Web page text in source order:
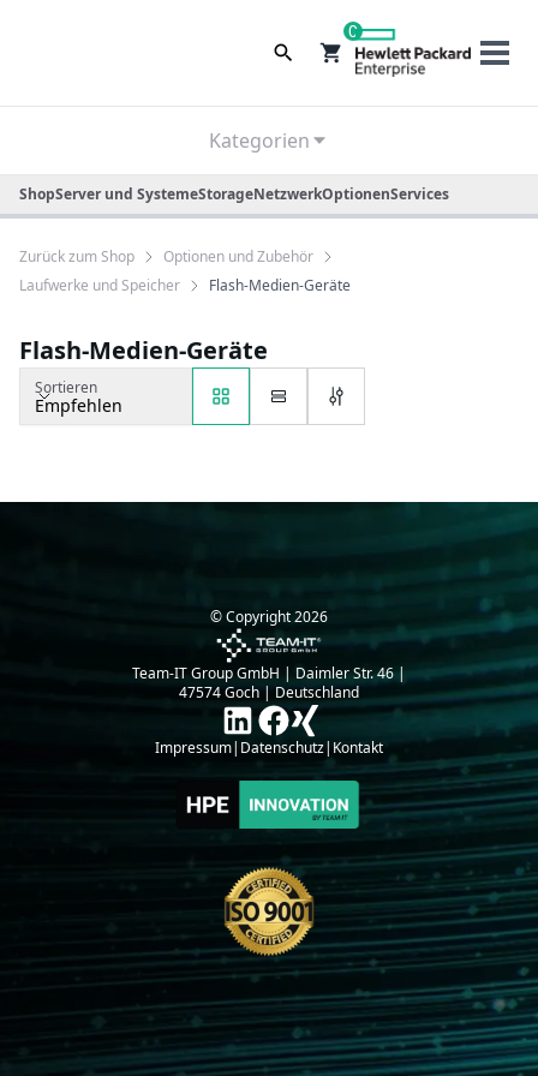
0
Kategorien
ShopServer und SystemeStorageNetzwerkOptionenServices
Zurück zum Shop
Optionen und Zubehör
Laufwerke und Speicher
Flash-Medien-Geräte
Flash-Medien-Geräte
Sortieren
Empfehlen
© Copyright2026
Team-IT Group GmbH | Daimler Str. 46 |
47574 Goch | Deutschland
Impressum| Datenschutz| Kontakt